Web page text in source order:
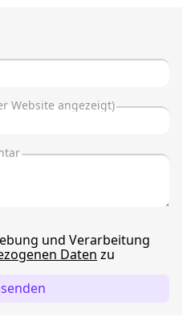
und Verarbeitung
Daten zu